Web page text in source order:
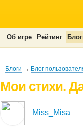
Об игре Рейтинг
Блоги → Блог
Мои стихи.
Miss_Misa